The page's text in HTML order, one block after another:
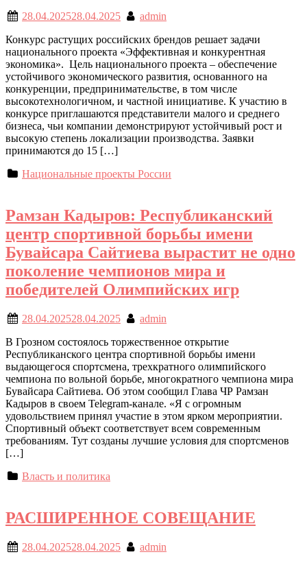
28.04.202528.04.2025
admin
Конкурс растущих российских брендов решает задачи
национального проекта «Эффективная и конкурентная
экономика». Цель национального проекта – обеспечение
устойчивого экономического развития, основанного на
конкуренции, предпринимательстве, в том числе
высокотехнологичном, и частной инициативе. К участию в
конкурсе приглашаются представители малого и среднего
бизнеса, чьи компании демонстрируют устойчивый рост и
высокую степень локализации производства. Заявки
принимаются до 15 […]
Национальные проекты России
Рамзан Кадыров: Республиканский
центр спортивной борьбы имени
Бувайсара Сайтиева вырастит не одно
поколение чемпионов мира и
победителей Олимпийских игр
28.04.202528.04.2025
admin
В Грозном состоялось торжественное открытие
Республиканского центра спортивной борьбы имени
выдающегося спортсмена, трехкратного олимпийского
чемпиона по вольной борьбе, многократного чемпиона мира
Бувайсара Сайтиева. Об этом сообщил Глава ЧР Рамзан
Кадыров в своем Telegram-канале. «Я с огромным
удовольствием принял участие в этом ярком мероприятии.
Спортивный объект соответствует всем современным
требованиям. Тут созданы лучшие условия для спортсменов
[…]
Власть и политика
РАСШИРЕННОЕ СОВЕЩАНИЕ
28.04.202528.04.2025
admin